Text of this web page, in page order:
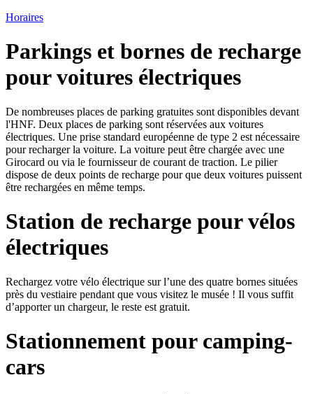
Horaires
Parkings et bornes de recharge
pour voitures électriques
De nombreuses places de parking gratuites sont disponibles devant
l'HNF. Deux places de parking sont réservées aux voitures
électriques. Une prise standard européenne de type 2 est nécessaire
pour recharger la voiture. La voiture peut être chargée avec une
Girocard ou via le fournisseur de courant de traction. Le pilier
dispose de deux points de recharge pour que deux voitures puissent
être rechargées en même temps.
Station de recharge pour vélos
électriques
Rechargez votre vélo électrique sur l’une des quatre bornes situées
près du vestiaire pendant que vous visitez le musée ! Il vous suffit
d’apporter un chargeur, le reste est gratuit.
Stationnement pour camping-
cars